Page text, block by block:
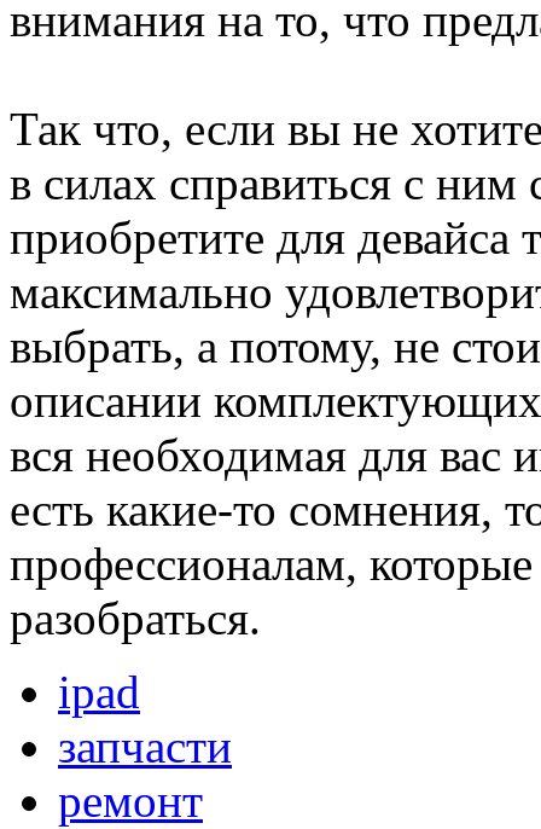
внимания на то, что
Так что, если вы не
в силах справиться с ним
приобретите для девайса
максимально
выбрать, а потому, не
описании
вся необходимая для вас
есть какие-то сомнения,
профессионалам,
разобраться.
ipad
запчасти
ремонт